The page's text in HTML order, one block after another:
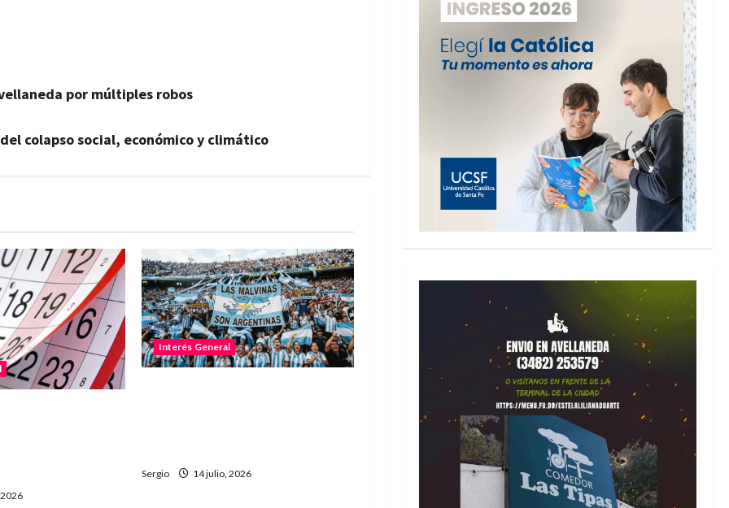
por múltiples robos
colapso social, económico y climático
Interés General
Sergio 14 julio, 2026